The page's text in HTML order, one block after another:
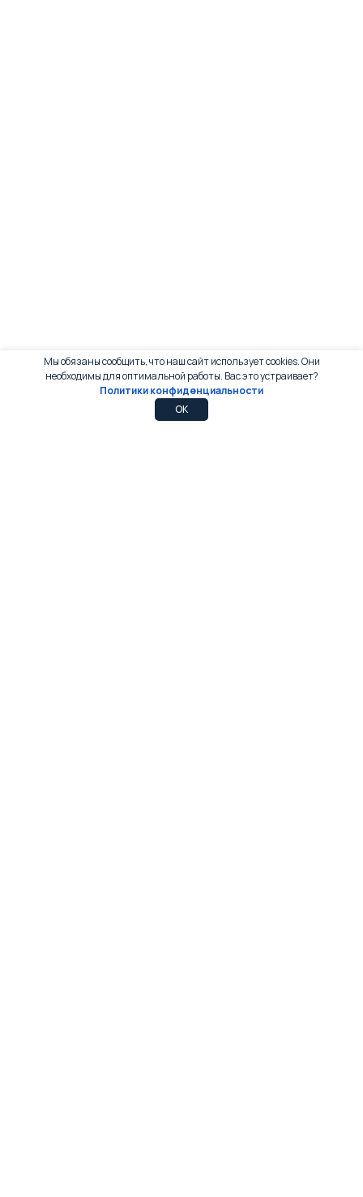
Мы обязаны сообщить, что наш сайт использует cookies. Они
необходимы для оптимальной работы. Вас это устраивает?
Политики конфиденциальности
OK